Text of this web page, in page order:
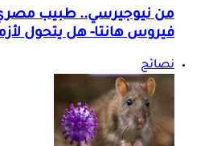
من نيوجيرسي.. طبيب
فيروس هانتا- هل يتحول
نصائح